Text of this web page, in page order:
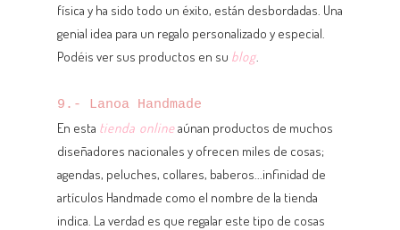
física y ha sido todo un éxito, están desbordadas. Una
genial idea para un regalo personalizado y especial.
Podéis ver sus productos en su blog
9.- Lanoa Handmade
En esta tienda onlineaúnan productos de muchos
diseñadores nacionales y ofrecen miles de cosas;
agendas, peluches, collares, baberos...infinidad de
artículos Handmade como el nombre de la tienda
indica. La verdad es que regalar este tipo de cosas